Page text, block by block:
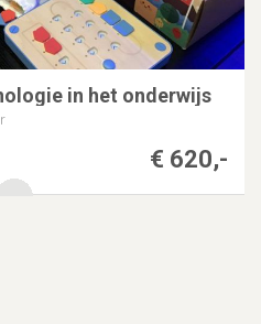
in het onderwijs
€ 620,-